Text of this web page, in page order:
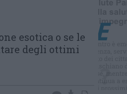
esotica o se le
degli ottimi